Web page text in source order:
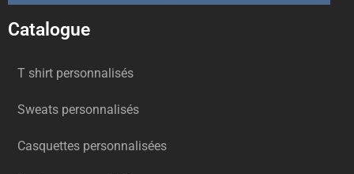
Catalogue
T shirt personnalisés
Sweats personnalisés
Casquettes personnalisées